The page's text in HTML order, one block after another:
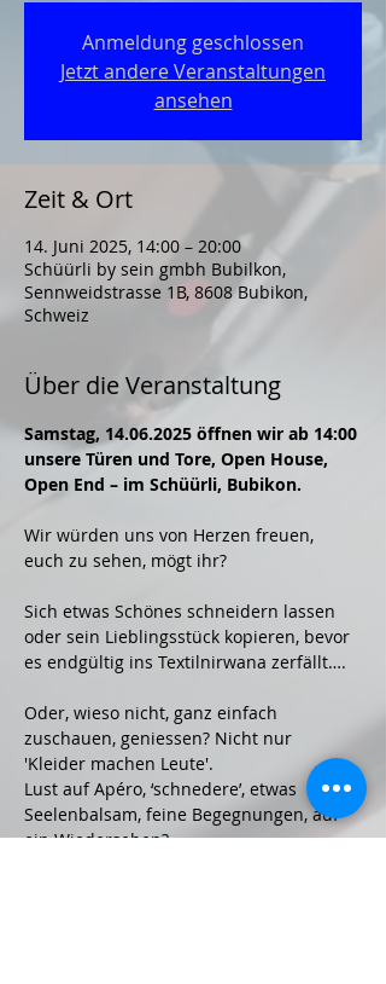
Anmeldung geschlossen
Jetzt andere Veranstaltungen
ansehen
Zeit & Ort
14. Juni 2025, 14:00 – 20:00
Schüürli by sein gmbh Bubilkon,
Sennweidstrasse 1B, 8608 Bubikon,
Schweiz
Über die Veranstaltung
Samstag, 14.06.2025 öffnen wir ab 14:00
unsere Türen und Tore, Open House,
Open End – im Schüürli, Bubikon.
Wir würden uns von Herzen freuen,
euch zu sehen, mögt ihr?
Sich etwas Schönes schneidern lassen
oder sein Lieblingsstück kopieren, bevor
es endgültig ins Textilnirwana zerfällt….
Oder, wieso nicht, ganz einfach
zuschauen, geniessen? Nicht nur
'Kleider machen Leute'.
Lust auf Apéro, ‘schnedere’, etwas
Seelenbalsam, feine Begegnungen, auf
ein Wiedersehen?